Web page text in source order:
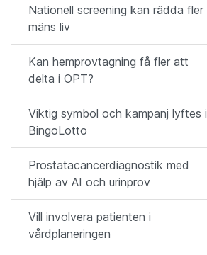
Nationell screening kan rädda fler
mäns liv
Kan hemprovtagning få fler att
delta i OPT?
Viktig symbol och kampanj lyftes i
BingoLotto
Prostatacancerdiagnostik med
hjälp av AI och urinprov
Vill involvera patienten i
vårdplaneringen